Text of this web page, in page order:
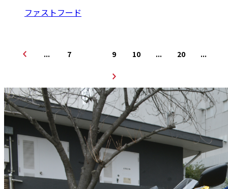
ファストフード
... 7 9 10 ... 20 ...